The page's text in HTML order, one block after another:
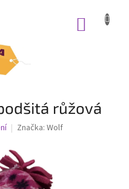
růžová
Značka: Wolf